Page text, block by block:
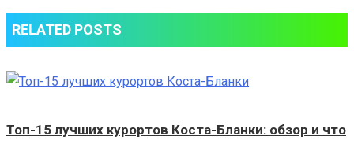
RELATED POSTS
Топ-15 лучших курортов Коста-Бланки: обзор и что